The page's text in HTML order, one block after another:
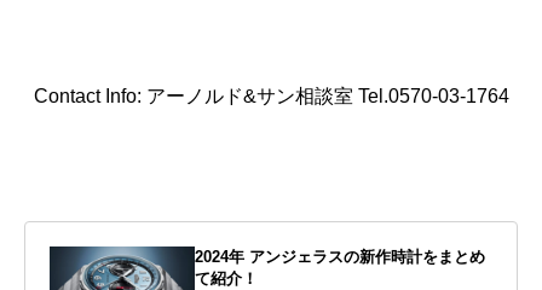
Contact Info: アーノルド&サン相談室 Tel.0570-03-1764
2024年 アンジェラスの新作時計をまとめ
て紹介！